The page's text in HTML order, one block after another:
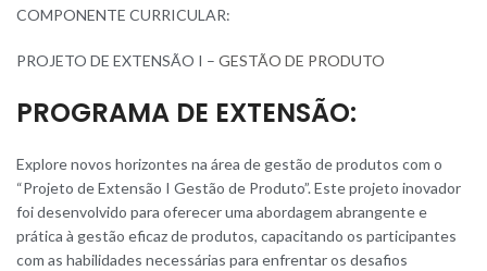
COMPONENTE CURRICULAR:
PROJETO DE EXTENSÃO I – GESTÃO DE PRODUTO
PROGRAMA DE EXTENSÃO:
Explore novos horizontes na área de gestão de produtos com o
“Projeto de Extensão I Gestão de Produto”. Este projeto inovador
foi desenvolvido para oferecer uma abordagem abrangente e
prática à gestão eficaz de produtos, capacitando os participantes
com as habilidades necessárias para enfrentar os desafios